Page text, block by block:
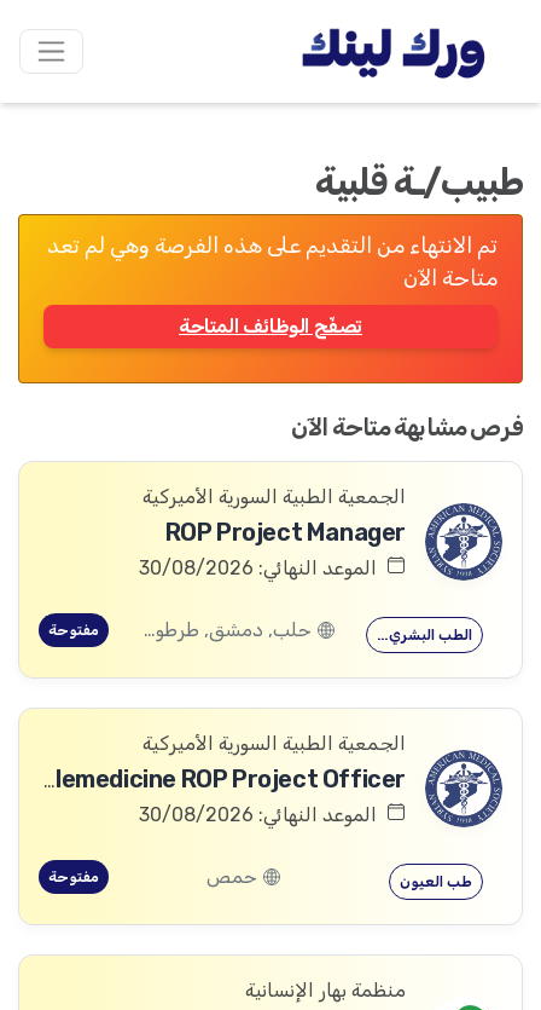
طبيب/ـة قلبية
تم الانتهاء من التقديم على هذه الفرصة وهي لم تعد
متاحة الآن
تصفّح الوظائف المتاحة
فرص مشابهة متاحة الآن
الجمعية الطبية السورية الأميركية
ROP Project Manager
الموعد النهائي: 30/08/2026
الطب البشري… حلب, دمشق, طرطوس, ريف دمشق, ديرالزور, درعا, السويداء, إدلب, القنيطرة, اللاذقية, الرقة, حمص, الحسكة, حماة مفتوحة
الجمعية الطبية السورية الأميركية
Telemedicine ROP Project Officer
الموعد النهائي: 30/08/2026
طب العيون حمص مفتوحة
منظمة بهار الإنسانية